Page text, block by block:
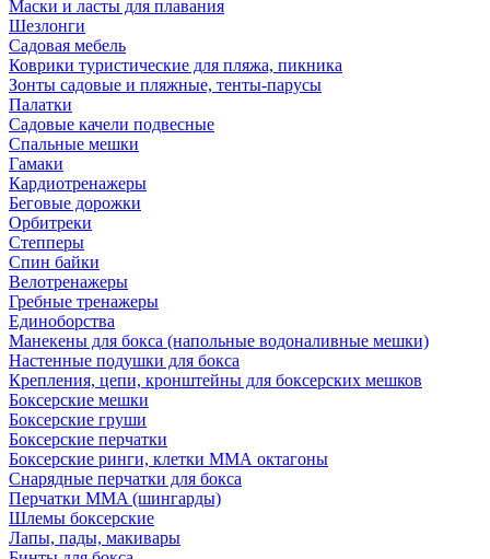
Маски и ласты для плавания
Шезлонги
Садовая мебель
Коврики туристические для пляжа, пикника
Зонты садовые и пляжные, тенты-парусы
Палатки
Садовые качели подвесные
Спальные мешки
Гамаки
Кардиотренажеры
Беговые дорожки
Орбитреки
Степперы
Спин байки
Велотренажеры
Гребные тренажеры
Единоборства
Манекены для бокса (напольные водоналивные мешки)
Настенные подушки для бокса
Крепления, цепи, кронштейны для боксерских мешков
Боксерские мешки
Боксерские груши
Боксерские перчатки
Боксерские ринги, клетки ММА октагоны
Снарядные перчатки для бокса
Перчатки MMA (шингарды)
Шлемы боксерские
Лапы, пады, макивары